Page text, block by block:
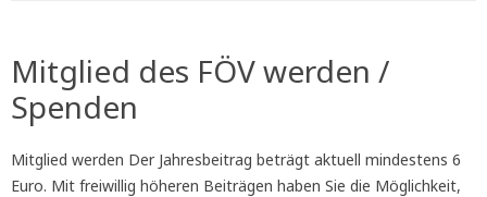
Mitglied des FÖV werden /
Spenden
Mitglied werden Der Jahresbeitrag beträgt aktuell mindestens 6
Euro. Mit freiwillig höheren Beiträgen haben Sie die Möglichkeit,